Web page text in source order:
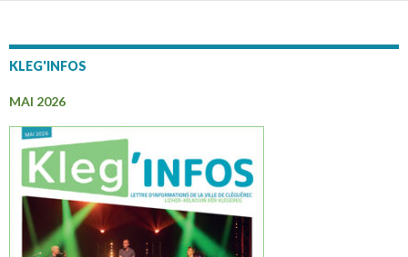
KLEG'INFOS
MAI 2026